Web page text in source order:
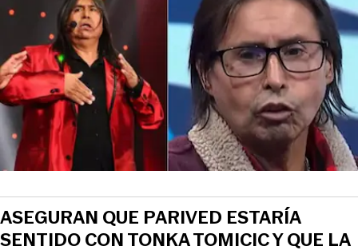
ASEGURAN QUE PARIVED ESTARÍA
SENTIDO CON TONKA TOMICIC Y QUE LA